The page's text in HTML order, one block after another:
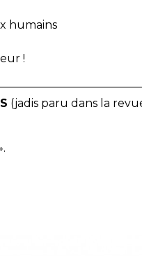
humains
!
(jadis paru dans la